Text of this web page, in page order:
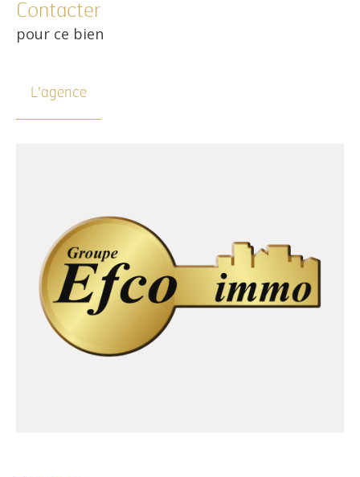
Contacter
pour ce bien
L'agence